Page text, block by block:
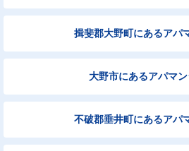
揖斐郡大野町にあるアパ
大野市にあるアパマ
不破郡垂井町にあるアパ